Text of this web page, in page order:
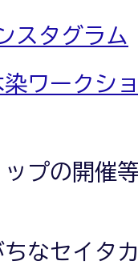
スタグラム
ワークシ
ップの開催
ちなセイタ